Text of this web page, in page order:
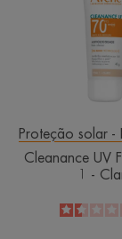
70
1
-
Proteção solar -
Cleanance UV
1 -